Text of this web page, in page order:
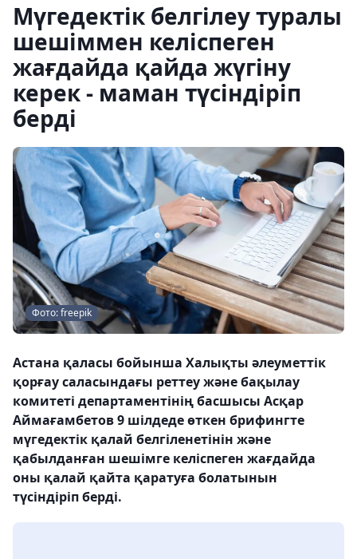
Мүгедектік белгілеу туралы
шешіммен келіспеген
жағдайда қайда жүгіну
керек - маман түсіндіріп
берді
Фото: freepik
Астана қаласы бойынша Халықты әлеуметтік
қорғау саласындағы реттеу және бақылау
комитеті департаментінің басшысы Асқар
Аймағамбетов 9 шілдеде өткен брифингте
мүгедектік қалай белгіленетінін және
қабылданған шешімге келіспеген жағдайда
оны қалай қайта қаратуға болатынын
түсіндіріп берді.